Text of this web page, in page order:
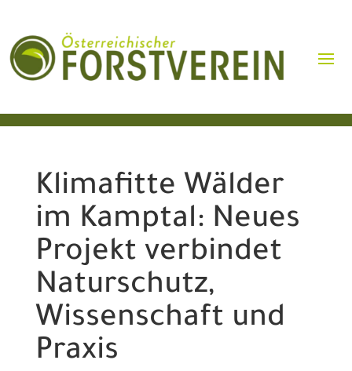
Klimafitte Wälder
im Kamptal: Neues
Projekt verbindet
Naturschutz,
Wissenschaft und
Praxis